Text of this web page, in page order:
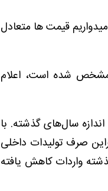
قیمت ها متعادل
مشخص شده است، اعلام
سال‌های گذشته. با
صرف تولیدات داخلی
واردات کاهش یافته